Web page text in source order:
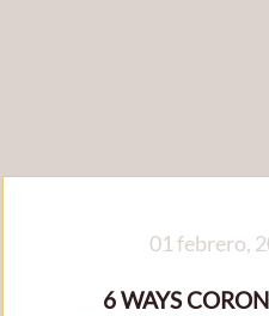
01 febrero,
6 WAYS